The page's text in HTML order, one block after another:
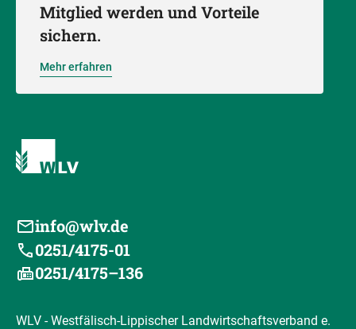
Mitglied werden und Vorteile
sichern.
Mehr erfahren
info@wlv.de
0251/4175-01
0251/4175–136
WLV - Westfälisch-Lippischer Landwirtschaftsverband e.